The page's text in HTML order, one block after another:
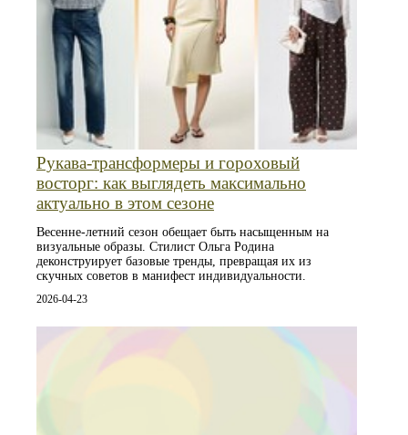
Рукава-трансформеры и гороховый
восторг: как выглядеть максимально
актуально в этом сезоне
Весенне-летний сезон обещает быть насыщенным на
визуальные образы. Стилист Ольга Родина
деконструирует базовые тренды, превращая их из
скучных советов в манифест индивидуальности.
2026-04-23